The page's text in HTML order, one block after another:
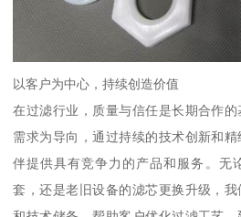
以客户为中心，持续创造价值
在过滤行业，质量与信任是长期合作
需求为导向，通过持续的技术创新和
伴提供具有竞争力的产品和服务。无
套，还是老旧设备的滤芯更换升级，